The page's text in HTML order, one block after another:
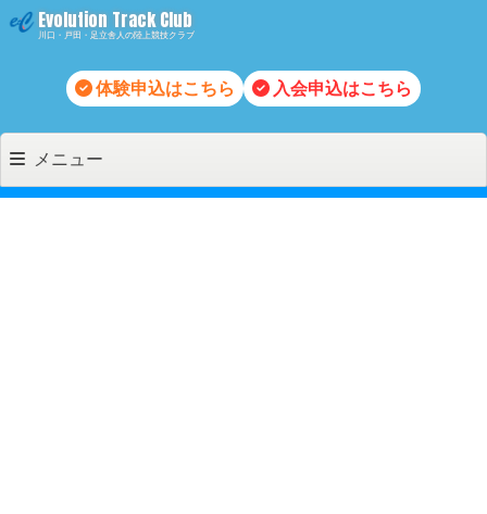
コ
ツ
へ
移
Evolution Track Club
川口・戸田・足立舎人の陸上競技クラブ
体験申込はこちら 入会申込はこちら
メニュー